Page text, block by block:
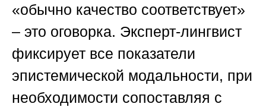
«обычно качество соответствует»
– это оговорка. Эксперт-лингвист
фиксирует все показатели
эпистемической модальности, при
необходимости сопоставляя с